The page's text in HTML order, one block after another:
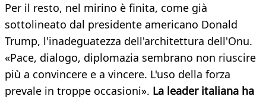
Per il resto, nel mirino è finita, come già
sottolineato dal presidente americano Donald
Trump, l'inadeguatezza dell'architettura dell'Onu.
«Pace, dialogo, diplomazia sembrano non riuscire
più a convincere e a vincere. L'uso della forza
prevale in troppe occasioni». La leader italiana ha